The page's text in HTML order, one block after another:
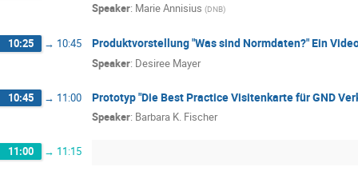
Speaker: Marie Annisius (DNB)
10:25 → 10:45 Produktvorstellung "Was sind Normdaten?" Ein
Speaker: Desiree Mayer
10:45 → 11:00 Prototyp "Die Best Practice Visitenkarte für GND
Speaker: Barbara K. Fischer
11:00 → 11:15